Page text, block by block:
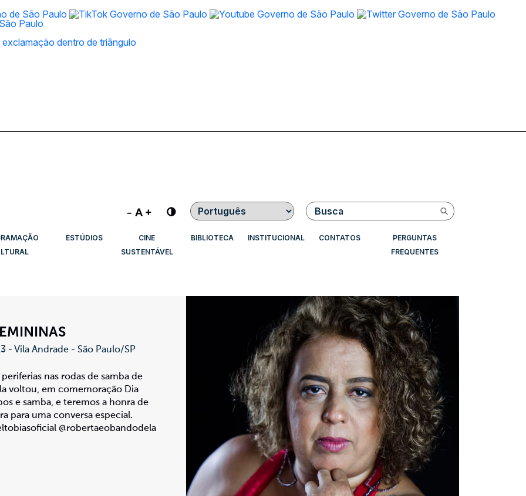
Contraste Buscar
ESTÚDIOS
CINE
SUSTENTÁVEL
BIBLIOTECA INSTITUCIONAL CONTATOS
PERGUNTAS
FREQUENTES
- Vila Andrade - São Paulo/SP
nas rodas de samba de
voltou, em comemoração Dia
e samba, e teremos a honra de
para uma conversa especial.
@robertaeobandodela